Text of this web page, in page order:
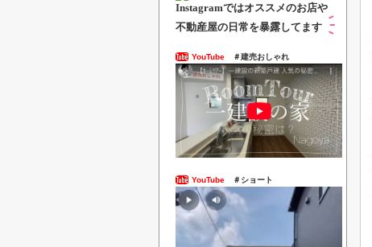
Instagramではオススメのお店や
不動産屋の日常を暴露してます
YouTube ＃建売おしゃれ
YouTube ＃ショート